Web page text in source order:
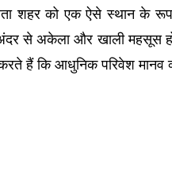
शहर को एक ऐसे स्थान के रूप
से अकेला और खाली महसूस
हैं कि आधुनिक परिवेश मानव